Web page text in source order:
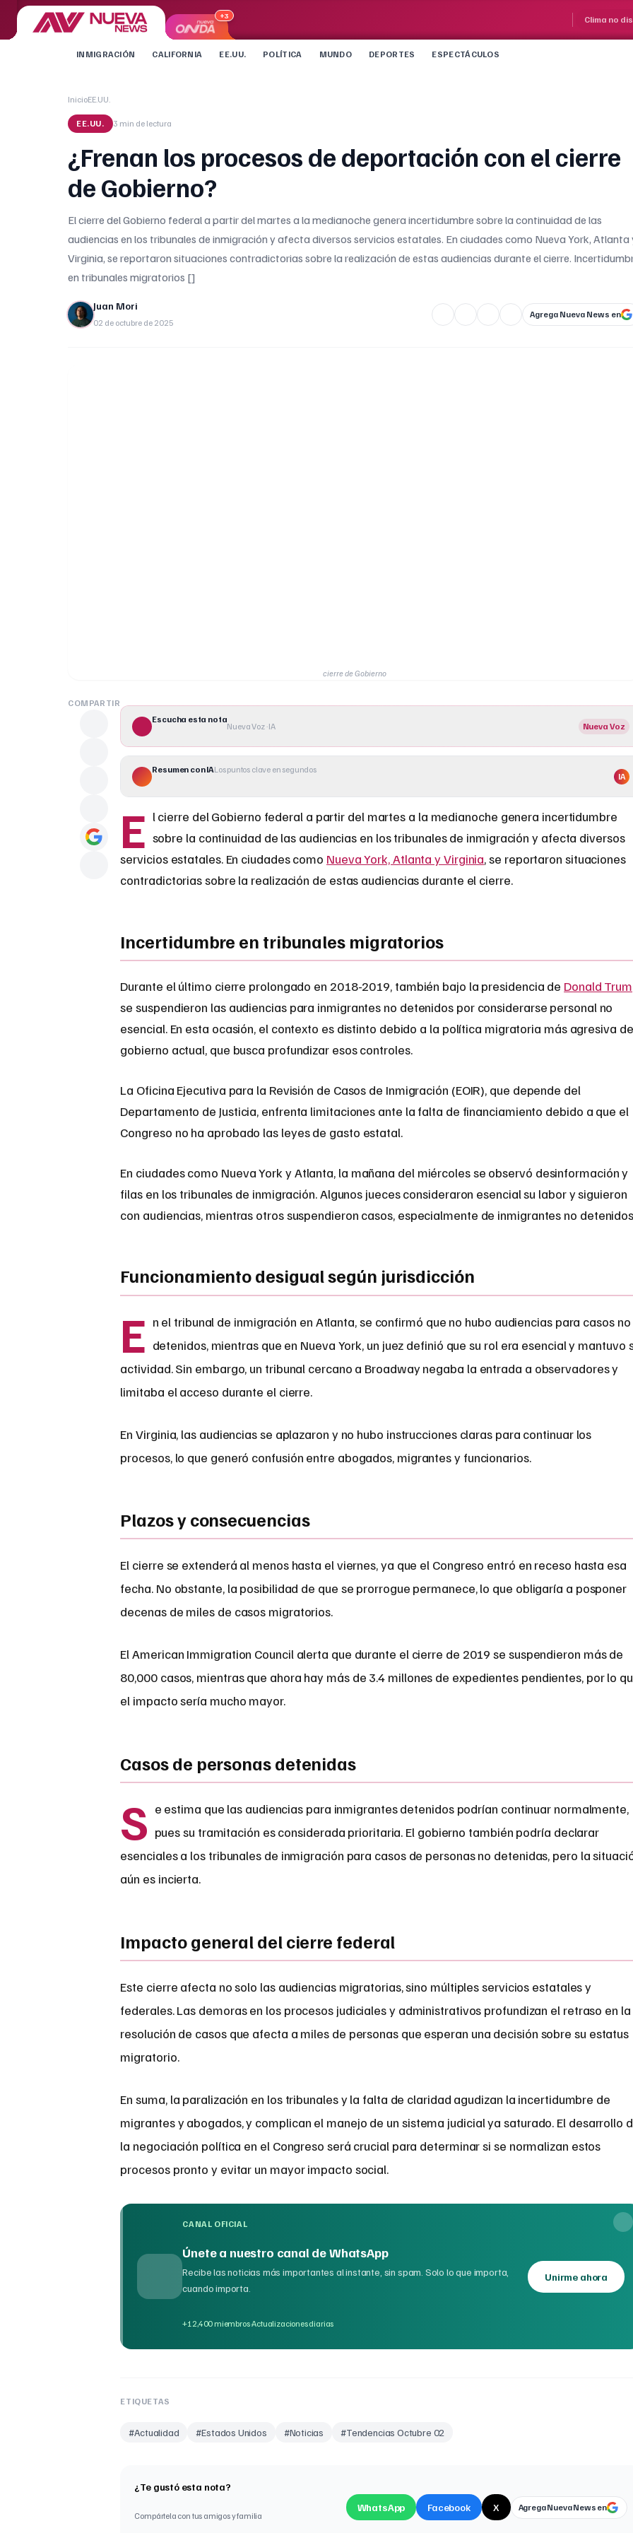
+3 Clima no
INMIGRACIÓN CALIFORNIA EE.UU. POLÍTICA MUNDO DEPORTES ESPECTÁCULOS
InicioEE.UU.
EE.UU. 3 min de lectura
¿Frenan los procesos de deportación con el cierre
de Gobierno?
El cierre del Gobierno federal a partir del martes a la medianoche genera incertidumbre sobre la continuidad de las
audiencias en los tribunales de inmigración y afecta diversos servicios estatales. En ciudades como Nueva York, Atlanta
Virginia, se reportaron situaciones contradictorias sobre la realización de estas audiencias durante el cierre.
en tribunales migratorios []
Juan Mori
02 de octubre de 2025
Agrega Nueva News en
cierre de Gobierno
COMPARTIR
Escucha esta nota
Nueva Voz · IA Nueva Voz
Resumen con IALos puntos clave en segundos
IA
E l cierre del Gobierno federal a partir del martes a la medianoche genera incertidumbre
sobre la continuidad de las audiencias en los tribunales de inmigración y afecta diversos
servicios estatales. En ciudades como Nueva York, Atlanta y Virginia, se reportaron situaciones
contradictorias sobre la realización de estas audiencias durante el cierre.
Incertidumbre en tribunales migratorios
Durante el último cierre prolongado en 2018-2019, también bajo la presidencia de Donald
se suspendieron las audiencias para inmigrantes no detenidos por considerarse personal no
esencial. En esta ocasión, el contexto es distinto debido a la política migratoria más agresiva
gobierno actual, que busca profundizar esos controles.
La Oficina Ejecutiva para la Revisión de Casos de Inmigración (EOIR), que depende del
Departamento de Justicia, enfrenta limitaciones ante la falta de financiamiento debido a que el
Congreso no ha aprobado las leyes de gasto estatal.
En ciudades como Nueva York y Atlanta, la mañana del miércoles se observó desinformación y
filas en los tribunales de inmigración. Algunos jueces consideraron esencial su labor y siguieron
con audiencias, mientras otros suspendieron casos, especialmente de inmigrantes no
Funcionamiento desigual según jurisdicción
E n el tribunal de inmigración en Atlanta, se confirmó que no hubo audiencias para casos no
detenidos, mientras que en Nueva York, un juez definió que su rol era esencial y mantuvo
actividad. Sin embargo, un tribunal cercano a Broadway negaba la entrada a observadores y
limitaba el acceso durante el cierre.
En Virginia, las audiencias se aplazaron y no hubo instrucciones claras para continuar los
procesos, lo que generó confusión entre abogados, migrantes y funcionarios.
Plazos y consecuencias
El cierre se extenderá al menos hasta el viernes, ya que el Congreso entró en receso hasta esa
fecha. No obstante, la posibilidad de que se prorrogue permanece, lo que obligaría a posponer
decenas de miles de casos migratorios.
El American Immigration Council alerta que durante el cierre de 2019 se suspendieron más de
80,000 casos, mientras que ahora hay más de 3.4 millones de expedientes pendientes, por lo
el impacto sería mucho mayor.
Casos de personas detenidas
S e estima que las audiencias para inmigrantes detenidos podrían continuar normalmente,
pues su tramitación es considerada prioritaria. El gobierno también podría declarar
esenciales a los tribunales de inmigración para casos de personas no detenidas, pero la
aún es incierta.
Impacto general del cierre federal
Este cierre afecta no solo las audiencias migratorias, sino múltiples servicios estatales y
federales. Las demoras en los procesos judiciales y administrativos profundizan el retraso en la
resolución de casos que afecta a miles de personas que esperan una decisión sobre su estatus
migratorio.
En suma, la paralización en los tribunales y la falta de claridad agudizan la incertidumbre de
migrantes y abogados, y complican el manejo de un sistema judicial ya saturado. El desarrollo
la negociación política en el Congreso será crucial para determinar si se normalizan estos
procesos pronto y evitar un mayor impacto social.
CANAL OFICIAL
Únete a nuestro canal de WhatsApp
Recibe las noticias más importantes al instante, sin spam. Solo lo que importa,
cuando importa.
+12,400 miembros·Actualizaciones diarias
Unirme ahora
ETIQUETAS
#Actualidad #Estados Unidos #Noticias #Tendencias Octubre 02
¿Te gustó esta nota?
Compártela con tus amigos y familia
WhatsApp Facebook X Agrega Nueva News en